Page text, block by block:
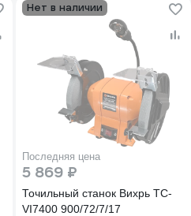
Нет в наличии
Последняя цена
5 869 ₽
Точильный станок Вихрь ТС-
VI7400 900/72/7/17